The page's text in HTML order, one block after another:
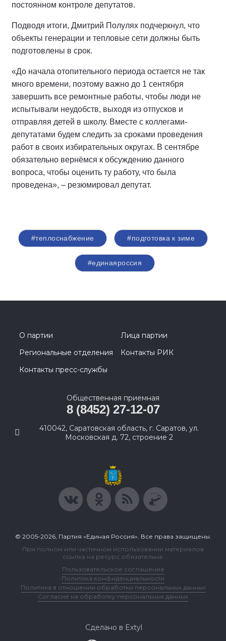
постоянном контроле депутатов.
Подводя итоги, Дмитрий Полулях подчеркнул, что
объекты генерации и тепловые сети должны быть
подготовлены в срок.
«До начала отопительного периода остается не так
много времени, поэтому важно до 1 сентября
завершить все ремонтные работы, чтобы люди не
испытывали неудобств, выходя из отпусков и
отправляя детей в школу. Вместе с коллегами-
депутатами будем следить за сроками проведения
работ в своих избирательных округах. В сентябре
обязательно вернёмся к обсуждению данного
вопроса, чтобы оценить ту работу, что была
проведена», – резюмировал депутат.
#теплоснабжение #подготовка к зиме
#единаяроссия
О партии
Лица партии
Региональные отделения
Контакты РИК
Контакты пресс-службы
Общественная приемная
8 (8452) 27-12-07
410042, Саратовская область, г. Саратов, ул.
Московская д. 72, строение 2
© 2005-2026, Партия «Единая Россия». Все права защищены.
При полном или частичном использовании материалов
ссылка на ресурс обязательна.
Пользовательское соглашение
Политика конфиденциальности
Политика в отношении обработки персональных данных
Согласие на обработку персональных данных
Сделано в Extyl